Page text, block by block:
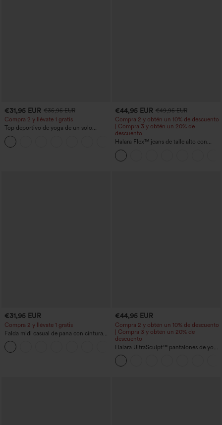
€31,95 EUR €35,95 EUR
Compra 2 y llévate 1 gratis
Top deportivo de yoga de un solo
hombro, manga larga con agujero para
el pulgar, dobladillo curvo estilo high-
low (frente más corto, espalda más
+3
€44,95 EUR €49,95 EUR
Compra 2 y obtén un 10% de descuento
| Compra 3 y obtén un 20% de
descuento
Halara Flex™ jeans de talle alto con
bolsillos, dobladillo enrollado, pierna
ancha y efecto lavado, estilo casual
€31,95 EUR
Compra 2 y llévate 1 gratis
Falda midi casual de pana con cintura
media y bolsillo lateral frontal con
solapa
+1
€44,95 EUR
Compra 2 y obtén un 10% de descuento
| Compra 3 y obtén un 20% de
descuento
Halara UltraSculpt™ pantalones de yoga
holgados de talle alto con control
abdominal, rayas color block y bolsillos